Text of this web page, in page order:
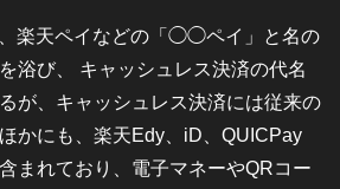
楽天ペイなどの「◯◯ペイ」と名の
浴び、 キャッシュレス決済の代名
が、キャッシュレス決済には従来の
かにも、楽天Edy、iD、QUICPay
まれており、電子マネーやQRコー